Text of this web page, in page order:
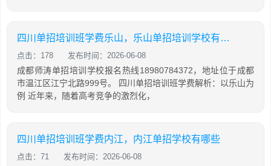
四川单招培训班学费乐山，乐山单招培训学校有哪些
点击：178 发布时间：2026-06-08
成都师涛单招培训学校报名热线18980784372，地址位于成都
市温江区江宁北路999号。 四川单招培训班学费解析：以乐山为
例 近年来，随着高考竞争的激烈化，
四川单招培训班学费内江，内江单招学校有哪些
点击：71 发布时间：2026-06-08